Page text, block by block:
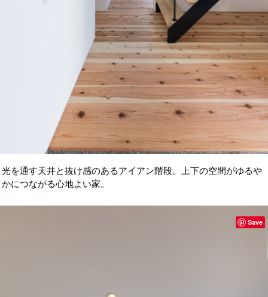
光を通す天井と抜け感のあるアイアン階段。上下の空間がゆるや
かにつながる心地よい家。
Save